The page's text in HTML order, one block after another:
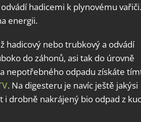
hadicemi k plynovému
energii.
hadicový nebo trubkový a odvádí
do záhonů, asi tak do úrovně
nepotřebného odpadu získáte
. Na digesteru je navíc ještě jakýsi
drobně nakrájený bio odpad z